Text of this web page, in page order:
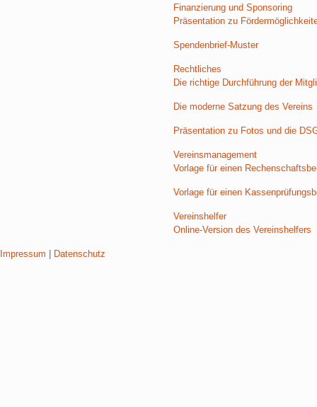
Finanzierung und Sponsoring
Präsentation zu
Spendenbrief-Muster
Rechtliches
Die richtige Durchführung der
Die moderne Satzung des Vereins
Präsentation zu Fotos und die
Vereinsmanagement
Vorlage für einen
Vorlage für einen
Vereinshelfer
Online-Version des Vereinshelfers
Impressum Datenschutz